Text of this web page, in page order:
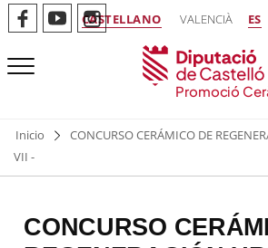
CASTELLANO VALENCIÀ ES
Promoció
Inicio
CONCURSO CERÁMICO DE
VII -
CONCURSO